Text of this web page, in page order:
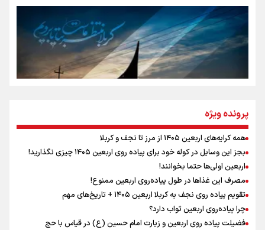
جمله‌ای که بغض چهارماهه را شکست؛ «آهای مردم، آقا از
تهران رفتند»
سه حسرتی که به دلم ماند
نگاه تمدنی رهبر شهید به فضای مجازی
رابطه کارگر و کارفرما در اندیشه رهبر شهید: از تضاد به
زوجیت
اینفو برنا / توصیه‌هایی طلایی برای پیاده روی اربعین
پرونده ویژه
همه کرایه‌های اربعین ۱۴۰۵ از مرز تا نجف و کربلا
بجز این وسایل در کوله خود برای پیاده روی اربعین ۱۴۰۵ چیزی نگذارید!
اربعین اولی‌ها حتما بخوانند!
مصرف این غذاها در طول پیاده‌روی اربعین ممنوع!
تقویم پیاده روی نجف به کربلا اربعین ۱۴۰۵ + تاریخ‌های مهم
چرا پیاده‌روی اربعین ثواب دارد؟
فضیلت پیاده روی اربعین و زیارت امام حسین (ع) در قیاس با حج